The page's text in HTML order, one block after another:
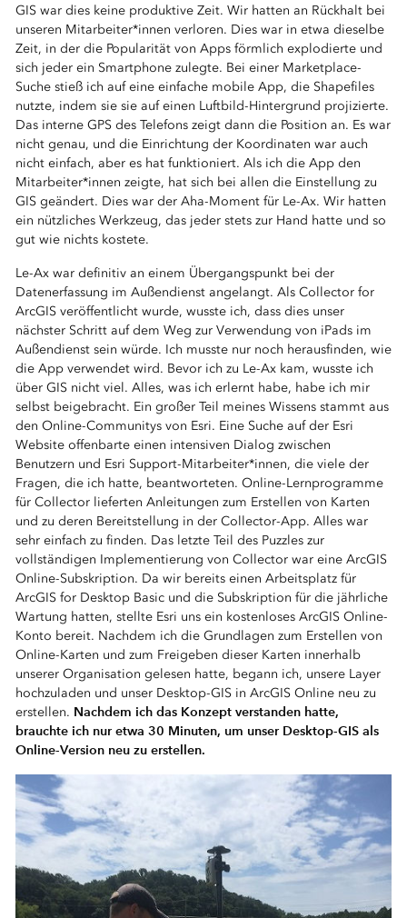
GIS war dies keine produktive Zeit. Wir hatten an Rückhalt bei
unseren Mitarbeiter*innen verloren. Dies war in etwa dieselbe
Zeit, in der die Popularität von Apps förmlich explodierte und
sich jeder ein Smartphone zulegte. Bei einer Marketplace-
Suche stieß ich auf eine einfache mobile App, die Shapefiles
nutzte, indem sie sie auf einen Luftbild-Hintergrund projizierte.
Das interne GPS des Telefons zeigt dann die Position an. Es war
nicht genau, und die Einrichtung der Koordinaten war auch
nicht einfach, aber es hat funktioniert. Als ich die App den
Mitarbeiter*innen zeigte, hat sich bei allen die Einstellung zu
GIS geändert. Dies war der Aha-Moment für Le-Ax. Wir hatten
ein nützliches Werkzeug, das jeder stets zur Hand hatte und so
gut wie nichts kostete.
Le-Ax war definitiv an einem Übergangspunkt bei der
Datenerfassung im Außendienst angelangt. Als Collector for
ArcGIS veröffentlicht wurde, wusste ich, dass dies unser
nächster Schritt auf dem Weg zur Verwendung von iPads im
Außendienst sein würde. Ich musste nur noch herausfinden, wie
die App verwendet wird. Bevor ich zu Le-Ax kam, wusste ich
über GIS nicht viel. Alles, was ich erlernt habe, habe ich mir
selbst beigebracht. Ein großer Teil meines Wissens stammt aus
den Online-Communitys von Esri. Eine Suche auf der Esri
Website offenbarte einen intensiven Dialog zwischen
Benutzern und Esri Support-Mitarbeiter*innen, die viele der
Fragen, die ich hatte, beantworteten. Online-Lernprogramme
für Collector lieferten Anleitungen zum Erstellen von Karten
und zu deren Bereitstellung in der Collector-App. Alles war
sehr einfach zu finden. Das letzte Teil des Puzzles zur
vollständigen Implementierung von Collector war eine ArcGIS
Online-Subskription. Da wir bereits einen Arbeitsplatz für
ArcGIS for Desktop Basic und die Subskription für die jährliche
Wartung hatten, stellte Esri uns ein kostenloses ArcGIS Online-
Konto bereit. Nachdem ich die Grundlagen zum Erstellen von
Online-Karten und zum Freigeben dieser Karten innerhalb
unserer Organisation gelesen hatte, begann ich, unsere Layer
hochzuladen und unser Desktop-GIS in ArcGIS Online neu zu
erstellen. Nachdem ich das Konzept verstanden hatte,
brauchte ich nur etwa 30 Minuten, um unser Desktop-GIS als
Online-Version neu zu erstellen.